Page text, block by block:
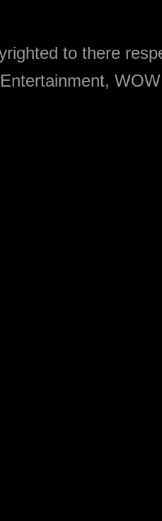
to there